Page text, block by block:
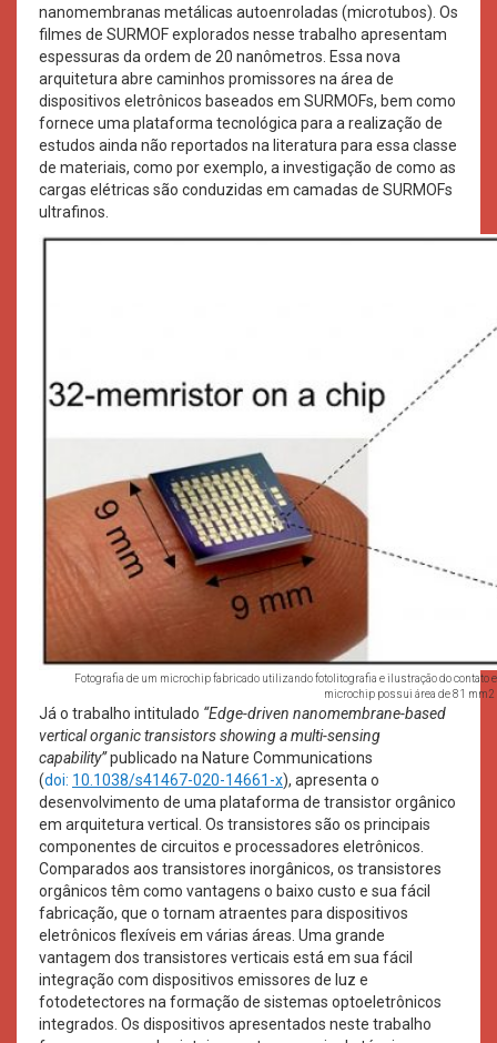
nanomembranas metálicas autoenroladas (microtubos). Os
filmes de SURMOF explorados nesse trabalho apresentam
espessuras da ordem de 20 nanômetros. Essa nova
arquitetura abre caminhos promissores na área de
dispositivos eletrônicos baseados em SURMOFs, bem como
fornece uma plataforma tecnológica para a realização de
estudos ainda não reportados na literatura para essa classe
de materiais, como por exemplo, a investigação de como as
cargas elétricas são conduzidas em camadas de SURMOFs
ultrafinos.
Fotografia de um microchip fabricado utilizando fotolitografia e ilustração do contato
microchip possui área de 81
Já o trabalho intitulado “Edge-driven nanomembrane-based
vertical organic transistors showing a multi-sensing
capability”publicado na Nature Communications
(doi: 10.1038/s41467-020-14661-x), apresenta o
desenvolvimento de uma plataforma de transistor orgânico
em arquitetura vertical. Os transistores são os principais
componentes de circuitos e processadores eletrônicos.
Comparados aos transistores inorgânicos, os transistores
orgânicos têm como vantagens o baixo custo e sua fácil
fabricação, que o tornam atraentes para dispositivos
eletrônicos flexíveis em várias áreas. Uma grande
vantagem dos transistores verticais está em sua fácil
integração com dispositivos emissores de luz e
fotodetectores na formação de sistemas optoeletrônicos
integrados. Os dispositivos apresentados neste trabalho